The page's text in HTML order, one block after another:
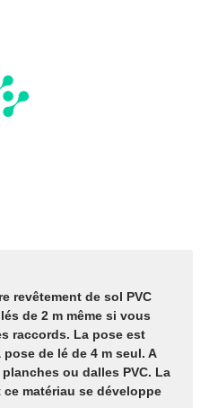
revêtement de sol PVC
de 2 m même si vous
raccords. La pose est
de lé de 4 m seul. A
ou dalles PVC. La
matériau se développe